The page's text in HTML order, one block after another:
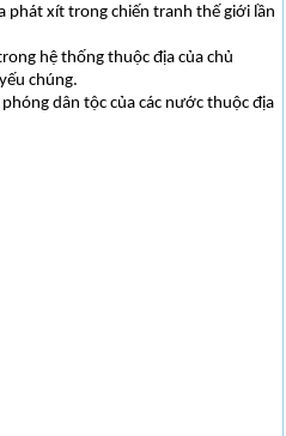
phát xít trong chiến tranh thế giới lần
hệ thống thuộc địa của chủ
chúng.
dân tộc của các nước thuộc địa